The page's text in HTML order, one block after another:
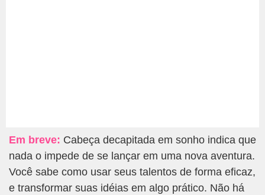
Em breve: Cabeça decapitada em sonho indica que
nada o impede de se lançar em uma nova aventura.
Você sabe como usar seus talentos de forma eficaz,
e transformar suas idéias em algo prático. Não há